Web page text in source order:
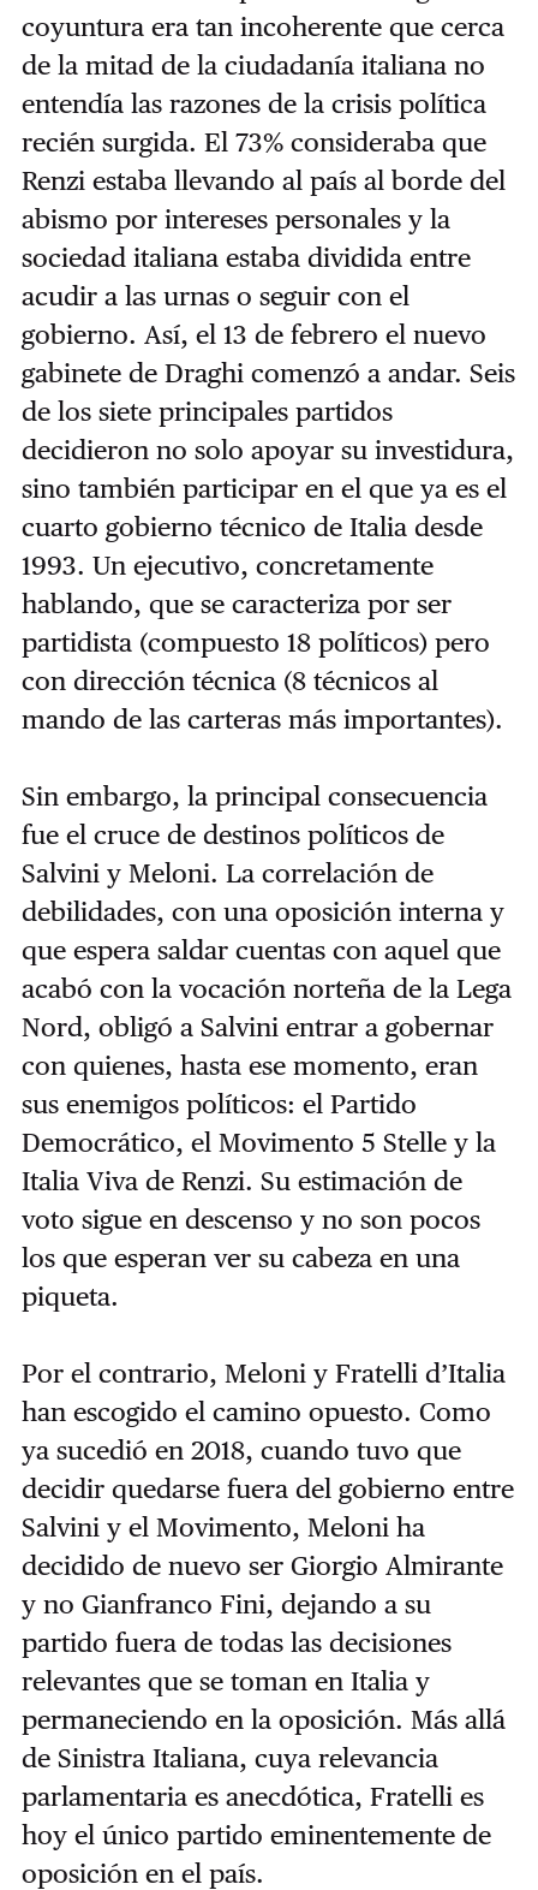
coyuntura era tan incoherente que cerca
de la mitad de la ciudadanía italiana no
entendía las razones de la crisis política
recién surgida. El 73% consideraba que
Renzi estaba llevando al país al borde del
abismo por intereses personales y la
sociedad italiana estaba dividida entre
acudir a las urnas o seguir con el
gobierno. Así, el 13 de febrero el nuevo
gabinete de Draghi comenzó a andar. Seis
de los siete principales partidos
decidieron no solo apoyar su investidura,
sino también participar en el que ya es el
cuarto gobierno técnico de Italia desde
1993. Un ejecutivo, concretamente
hablando, que se caracteriza por ser
partidista (compuesto 18 políticos) pero
con dirección técnica (8 técnicos al
mando de las carteras más importantes).
Sin embargo, la principal consecuencia
fue el cruce de destinos políticos de
Salvini y Meloni. La correlación de
debilidades, con una oposición interna y
que espera saldar cuentas con aquel que
acabó con la vocación norteña de la Lega
Nord, obligó a Salvini entrar a gobernar
con quienes, hasta ese momento, eran
sus enemigos políticos: el Partido
Democrático, el Movimento 5 Stelle y la
Italia Viva de Renzi. Su estimación de
voto sigue en descenso y no son pocos
los que esperan ver su cabeza en una
piqueta.
Por el contrario, Meloni y Fratelli d’Italia
han escogido el camino opuesto. Como
ya sucedió en 2018, cuando tuvo que
decidir quedarse fuera del gobierno entre
Salvini y el Movimento, Meloni ha
decidido de nuevo ser Giorgio Almirante
y no Gianfranco Fini, dejando a su
partido fuera de todas las decisiones
relevantes que se toman en Italia y
permaneciendo en la oposición. Más allá
de Sinistra Italiana, cuya relevancia
parlamentaria es anecdótica, Fratelli es
hoy el único partido eminentemente de
oposición en el país.